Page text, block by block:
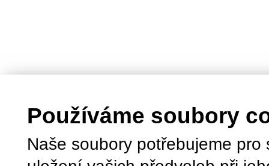
Používáme soubory
Naše soubory potřebujeme